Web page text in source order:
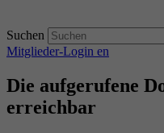
Suchen
Mitglieder-Login en
Die aufgerufene
erreichbar